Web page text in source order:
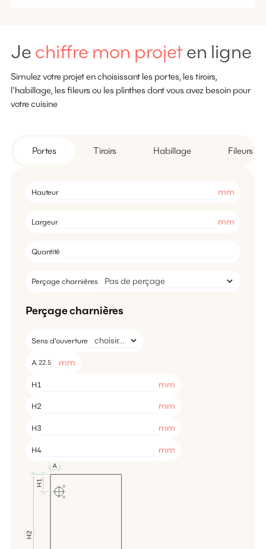
Je chiffre mon projeten ligne
Simulez votre projet en choisissant les portes, les tiroirs,
l'habillage, les fileurs ou les plinthes dont vous avez besoin pour
votre cuisine
Portes Tiroirs Habillage Fileurs
Hauteur mm
Largeur mm
Quantité
Perçage charnières
Perçage charnières
Sens d'ouverture
A mm
H1 mm
H2 mm
H3 mm
H4 mm